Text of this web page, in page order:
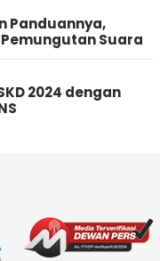
Panduannya,
Suara
2024 dengan